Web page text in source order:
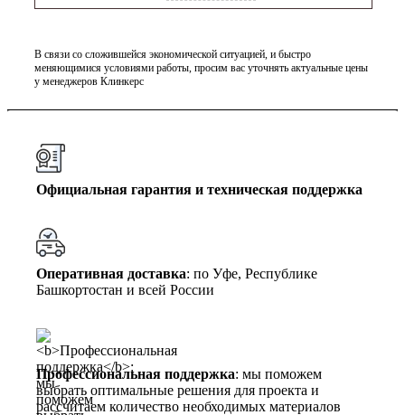
В связи со сложившейся экономической ситуацией, и быстро
меняющимися условиями работы, просим вас уточнять актуальные цены
у менеджеров Клинкерс
Официальная гарантия и техническая поддержка
Оперативная доставка: по Уфе, Республике
Башкортостан и всей России
Профессиональная поддержка: мы поможем
выбрать оптимальные решения для проекта и
рассчитаем количество необходимых материалов